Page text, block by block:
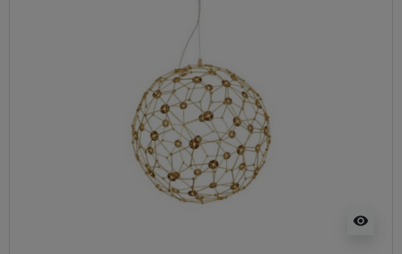
visibility